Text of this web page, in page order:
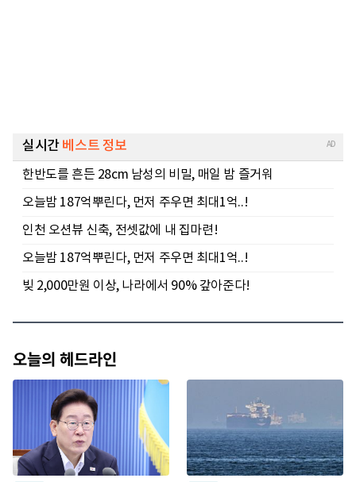
오늘의 헤드라인